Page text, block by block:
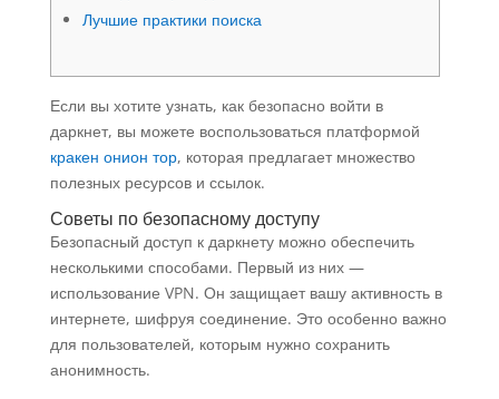
Лучшие практики поиска
Если вы хотите узнать, как безопасно войти в
даркнет, вы можете воспользоваться платформой
кракен онион тор, которая предлагает множество
полезных ресурсов и ссылок.
Советы по безопасному доступу
Безопасный доступ к даркнету можно обеспечить
несколькими способами. Первый из них —
использование VPN. Он защищает вашу активность в
интернете, шифруя соединение. Это особенно важно
для пользователей, которым нужно сохранить
анонимность.